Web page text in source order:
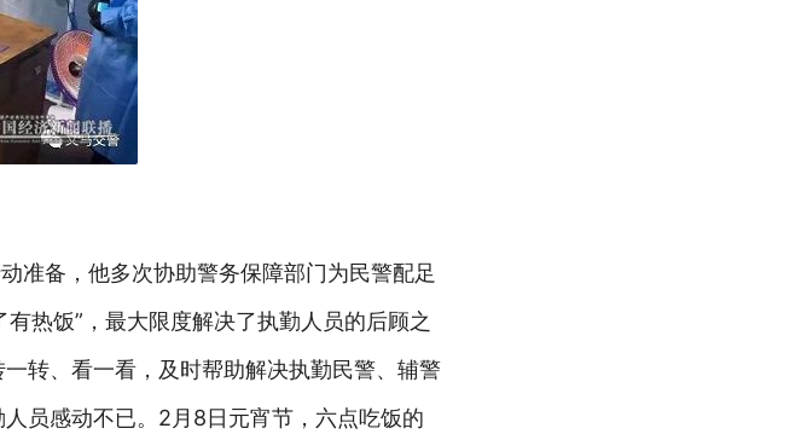
准备，他多次协助警务保障部门为民警配足
热饭”，最大限度解决了执勤人员的后顾之
转、看一看，及时帮助解决执勤民警、辅警
员感动不已。2月8日元宵节，六点吃饭的